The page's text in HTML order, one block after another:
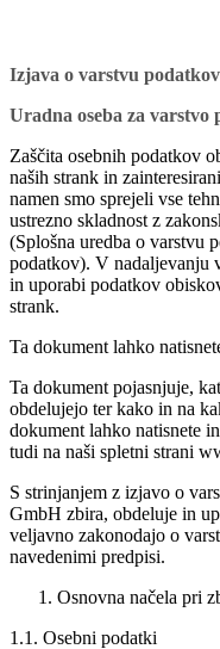
Izjava o varstvu
Uradna oseba za varstvo
Zaščita osebnih podatkov
naših strank in
namen smo sprejeli vse
ustrezno skladnost z
(Splošna uredba o varstvu
podatkov). V nadaljevanju
in ​​uporabi podatkov
strank.
Ta dokument lahko
Ta dokument pojasnjuje,
obdelujejo ter kako in na
dokument lahko natisnete
tudi na naši spletni strani
S strinjanjem z izjavo o
GmbH zbira, obdeluje in
veljavno zakonodajo o
navedenimi predpisi.
Osnovna načela pri
1.1. Osebni podatki